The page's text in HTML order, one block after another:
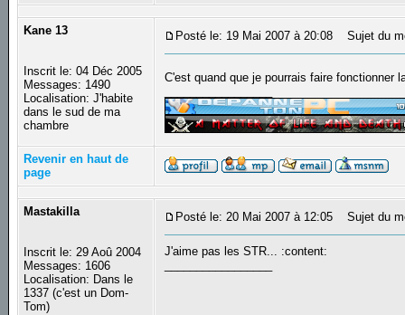
Kane 13
Inscrit le: 04 Déc 2005
Messages: 1490
Localisation: J'habite
dans le sud de ma
chambre
Posté le: 19 Mai 2007 à 20:08 Sujet du
C'est quand que je pourrais faire fonctionner
Revenir en haut de
page
Mastakilla
Inscrit le: 29 Aoû 2004
Messages: 1606
Localisation: Dans le
1337 (c'est un Dom-
Tom)
Posté le: 20 Mai 2007 à 12:05 Sujet du
J'aime pas les STR... :content: